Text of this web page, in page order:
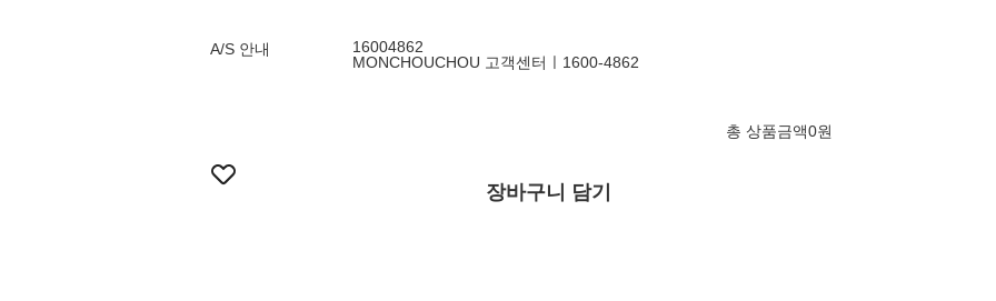
A/S 안내
16004862
MONCHOUCHOU 고객센터ㅣ1600-4862
총 상품금액0원
장바구니 담기